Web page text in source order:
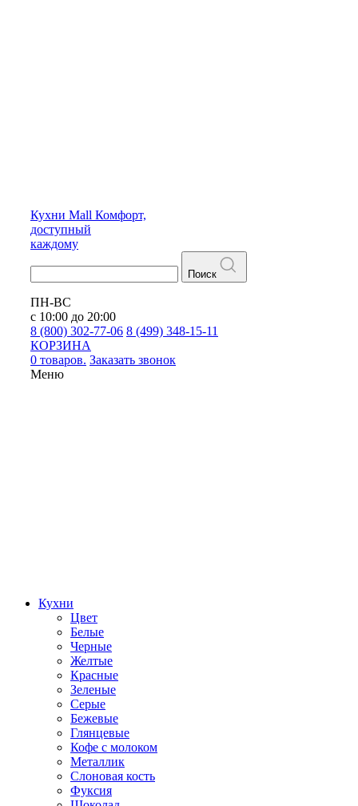
Кухни Mall Комфорт,
доступный
каждому
Поиск
ПН-ВС
с 10:00 до 20:00
8 (800) 302-77-06 8 (499) 348-15-11
КОРЗИНА
0 товаров. Заказать звонок
Меню
Кухни
Цвет
Белые
Черные
Желтые
Красные
Зеленые
Серые
Бежевые
Глянцевые
Кофе с молоком
Металлик
Слоновая кость
Фуксия